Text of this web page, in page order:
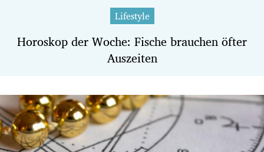
Lifestyle
Horoskop der Woche: Fische brauchen öfter
Auszeiten